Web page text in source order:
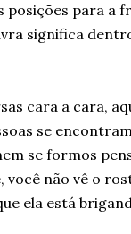
posições para a
significa
cara a cara,
se
se formos
não vê o
ela está